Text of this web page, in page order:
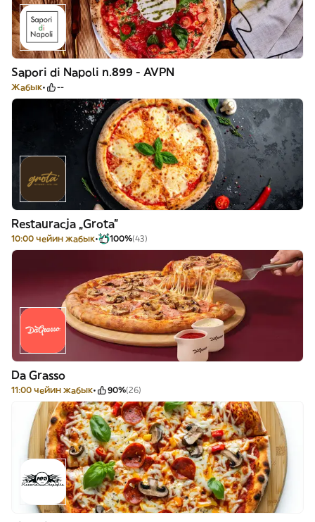
Sapori di Napoli n.899 - AVPN
Жабык --
Restauracja „Grota”
10:00 чейин жабык 100%(43)
Da Grasso
11:00 чейин жабык 90%(26)